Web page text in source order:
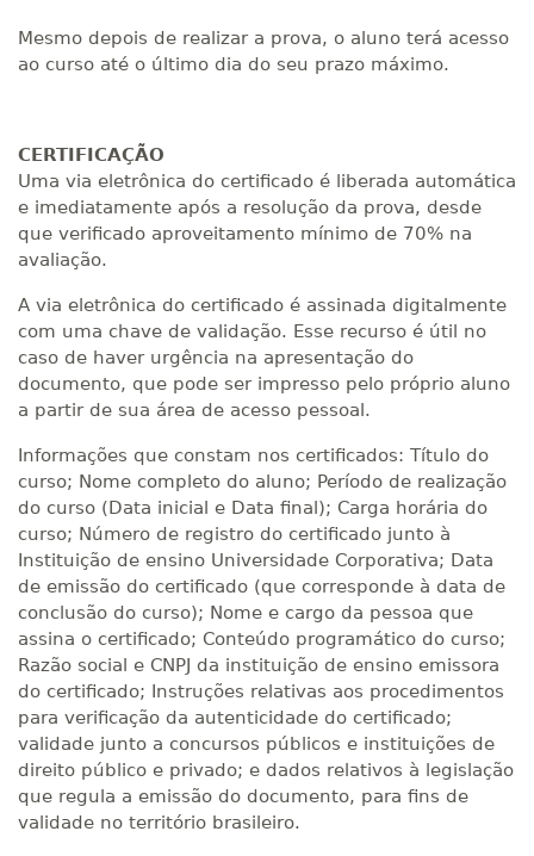
Mesmo depois de realizar a prova, o aluno terá acesso
ao curso até o último dia do seu prazo máximo.
CERTIFICAÇÃO
Uma via eletrônica do certificado é liberada automática
e imediatamente após a resolução da prova, desde
que verificado aproveitamento mínimo de 70% na
avaliação.
A via eletrônica do certificado é assinada digitalmente
com uma chave de validação. Esse recurso é útil no
caso de haver urgência na apresentação do
documento, que pode ser impresso pelo próprio aluno
a partir de sua área de acesso pessoal.
Informações que constam nos certificados: Título do
curso; Nome completo do aluno; Período de realização
do curso (Data inicial e Data final); Carga horária do
curso; Número de registro do certificado junto à
Instituição de ensino Universidade Corporativa; Data
de emissão do certificado (que corresponde à data de
conclusão do curso); Nome e cargo da pessoa que
assina o certificado; Conteúdo programático do curso;
Razão social e CNPJ da instituição de ensino emissora
do certificado; Instruções relativas aos procedimentos
para verificação da autenticidade do certificado;
validade junto a concursos públicos e instituições de
direito público e privado; e dados relativos à legislação
que regula a emissão do documento, para fins de
validade no território brasileiro.